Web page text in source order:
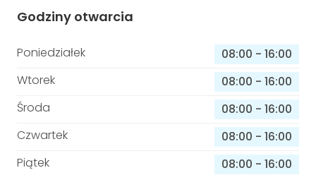
Godziny otwarcia
Poniedziałek 08:00 - 16:00
Wtorek
08:00 - 16:00
Środa
08:00 - 16:00
Czwartek
08:00 - 16:00
Piątek
08:00 - 16:00